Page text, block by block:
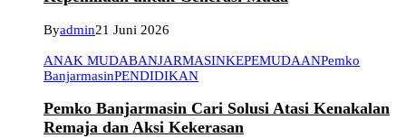
Byadmin21 Juni 2026
ANAK MUDABANJARMASINKEPEMUDAANPemko
BanjarmasinPENDIDIKAN
Pemko Banjarmasin Cari Solusi Atasi Kenakalan
Remaja dan Aksi Kekerasan